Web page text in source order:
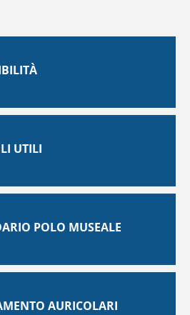
UTILI
POLO MUSEALE
AURICOLARI